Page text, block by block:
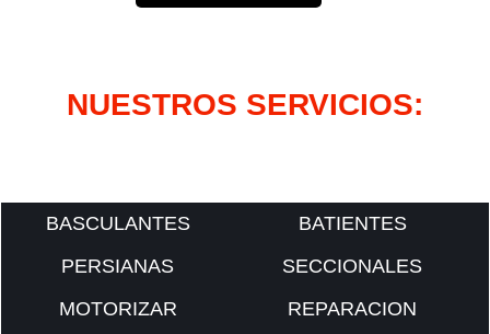
NUESTROS SERVICIOS:
BASCULANTES
BATIENTES
PERSIANAS
SECCIONALES
MOTORIZAR
REPARACION